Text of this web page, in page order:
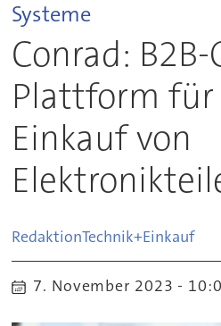
Systeme
Conrad:
Plattform für
Einkauf von
RedaktionTechnik+Einkauf
7. November 2023 -